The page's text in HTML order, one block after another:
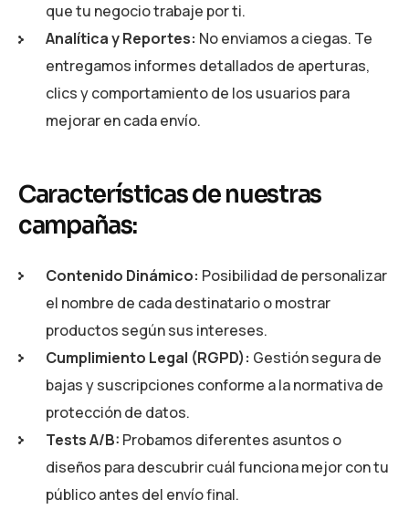
que tu negocio trabaje por ti.
Analítica y Reportes: No enviamos a ciegas. Te
entregamos informes detallados de aperturas,
clics y comportamiento de los usuarios para
mejorar en cada envío.
Características de nuestras
campañas:
Contenido Dinámico: Posibilidad de personalizar
el nombre de cada destinatario o mostrar
productos según sus intereses.
Cumplimiento Legal (RGPD): Gestión segura de
bajas y suscripciones conforme a la normativa de
protección de datos.
Tests A/B: Probamos diferentes asuntos o
diseños para descubrir cuál funciona mejor con tu
público antes del envío final.